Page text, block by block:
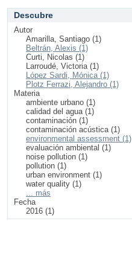
Descubre
Autor
Amarilla, Santiago (1)
Beltrán, Alexis (1)
Curti, Nicolas (1)
Larroudé, Victoria (1)
López Sardi, Mónica (1)
Plotz Ferrazi, Alejandro (1)
Materia
ambiente urbano (1)
calidad del agua (1)
contaminación (1)
contaminación acústica (1)
environmental assessment (1)
evaluación ambiental (1)
noise pollution (1)
pollution (1)
urban environment (1)
water quality (1)
... más
Fecha
2016 (1)